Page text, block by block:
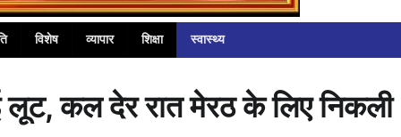
विशेष व्यापार शिक्षा स्वास्थ्य
लूट, कल देर रात मेरठ के लिए निकली